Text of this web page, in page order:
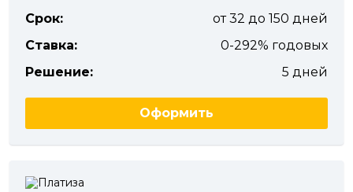
Срок:
от 32 до 150 дней
Ставка:
0-292% годовых
Решение:
5 дней
Оформить